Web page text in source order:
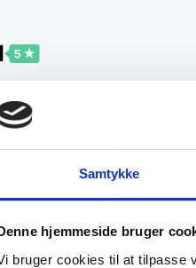
Samtykke
hjemmeside bruger
bruger cookies til at tilpasse
klart
med
Benny